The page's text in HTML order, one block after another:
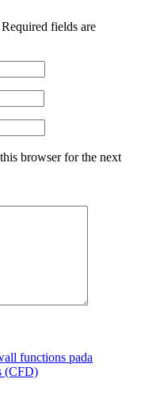
Required fields are
browser for the next
functions pada
(CFD)